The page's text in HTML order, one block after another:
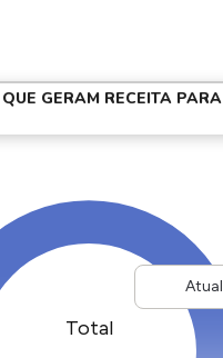
GERAM RECEITA
Atual